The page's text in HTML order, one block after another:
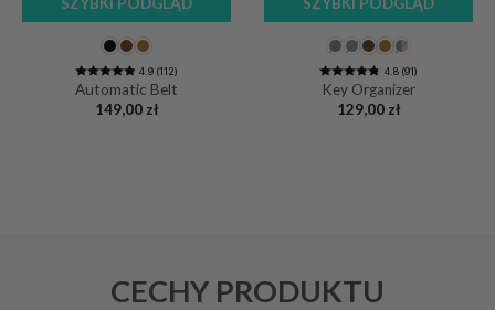
4.9 (112)
Automatic Belt
149,00 zł
4.8 (91)
Key Organizer
129,00 zł
CECHY PRODUKTU